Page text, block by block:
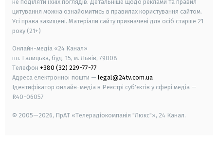
не поділяти їхніх поглядів. Детальніше щодо реклами та правил
цитування можна ознайомитись в правилах користування сайтом.
Усі права захищені. Матеріали сайту призначені для осіб старше 21
року (21+)
Онлайн-медіа «24 Канал»
пл. Галицька, буд. 15, м. Львів, 79008
Телефон +380 (32) 229-77-77
Адреса електронної пошти — legal@24tv.com.ua
Ідентифікатор онлайн-медіа в Реєстрі суб'єктів у сфері медіа —
R40-06057
© 2005—2026, ПрАТ «Телерадіокомпанія "Люкс"», 24 Канал.